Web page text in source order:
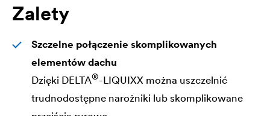
Zalety
Szczelne połączenie skomplikowanych
elementów dachu
Dzięki DELTA®-LIQUIXX można uszczelnić
trudnodostępne narożniki lub skomplikowane